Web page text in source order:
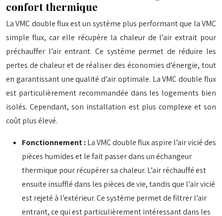
confort thermique
La VMC double flux est un système plus performant que la VMC
simple flux, car elle récupère la chaleur de l’air extrait pour
préchauffer l’air entrant. Ce système permet de réduire les
pertes de chaleur et de réaliser des économies d’énergie, tout
en garantissant une qualité d’air optimale. La VMC double flux
est particulièrement recommandée dans les logements bien
isolés. Cependant, son installation est plus complexe et son
coût plus élevé.
Fonctionnement :La VMC double flux aspire l’air vicié des
pièces humides et le fait passer dans un échangeur
thermique pour récupérer sa chaleur. L’air réchauffé est
ensuite insufflé dans les pièces de vie, tandis que l’air vicié
est rejeté à l’extérieur. Ce système permet de filtrer l’air
entrant, ce qui est particulièrement intéressant dans les